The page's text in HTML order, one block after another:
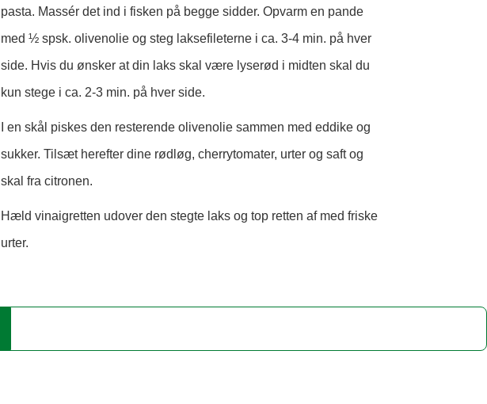
pasta. Massér det ind i fisken på begge sidder. Opvarm en pande
med ½ spsk. olivenolie og steg laksefileterne i ca. 3-4 min. på hver
side. Hvis du ønsker at din laks skal være lyserød i midten skal du
kun stege i ca. 2-3 min. på hver side.
I en skål piskes den resterende olivenolie sammen med eddike og
sukker. Tilsæt herefter dine rødløg, cherrytomater, urter og saft og
skal fra citronen.
Hæld vinaigretten udover den stegte laks og top retten af med friske
urter.